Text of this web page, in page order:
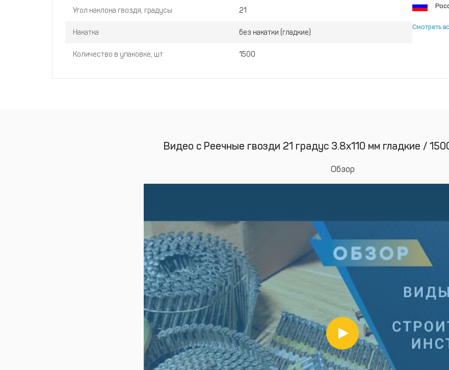
Угол наклона гвоздя, градусы 21
Накатка без накатки (гладкие)
Количество в упаковке, шт 1500
Смотреть
Видео с Реечные гвозди 21 градус 3.8x110 мм гладкие /
Обзор